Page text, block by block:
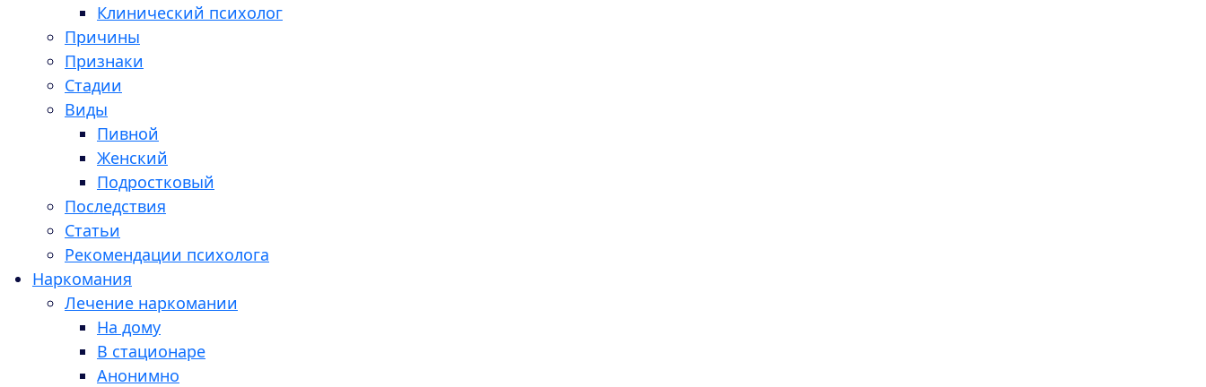
Клинический психолог
Причины
Признаки
Стадии
Виды
Пивной
Женский
Подростковый
Последствия
Статьи
Рекомендации психолога
Наркомания
Лечение наркомании
На дому
В стационаре
Анонимно